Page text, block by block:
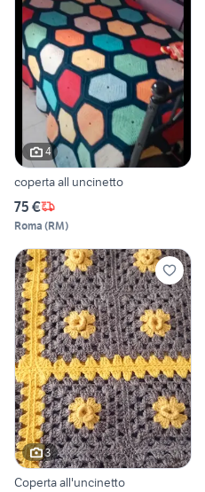
4
coperta all uncinetto
75 €
Roma (RM)
3
Coperta all'uncinetto